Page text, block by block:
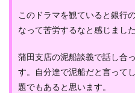
このドラマを観ていると銀行
なって苦労するなと感じました
蒲田支店の泥船談義で話し合
す。自分達で泥船だと言って
題でもあると思います。